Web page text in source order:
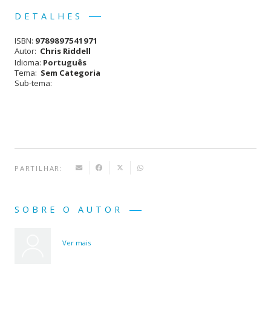
9,90 €.
- Ada
e o
Fantasma
DETALHES
ISBN: 9789897541971
Autor: Chris Riddell
Idioma: Português
Tema: Sem Categoria
Sub-tema:
PARTILHAR:
SOBRE O AUTOR
Ver mais